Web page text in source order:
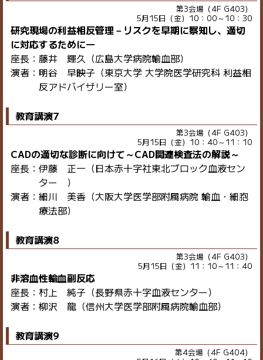
第3会場（4F G403）
5月15日（金）10：00～10：30
研究現場の利益相反管理－リスクを早期に察知し、適切
に対応するために―
座長：藤井 輝久（広島大学病院輸血部）
演者：明谷 早映子（東京大学 大学院医学研究科 利益相
反アドバイザリー室）
教育講演7
第3会場（4F G403）
5月15日（金）10：40～11：10
CADの適切な診断に向けて～CAD関連検査法の解説～
座長：伊藤 正一（日本赤十字社東北ブロック血液セン
ター ）
演者：細川 美香（大阪大学医学部附属病院 輸血・細胞
療法部）
教育講演8
第3会場（4F G403）
5月15日（金）11：10～11：40
非溶血性輸血副反応
座長：村上 純子（長野県赤十字血液センター）
演者：柳沢 龍（信州大学医学部附属病院輸血部）
教育講演9
第4会場（4F G404）